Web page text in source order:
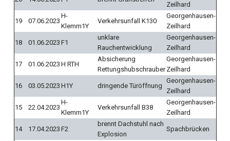
Zeilhard
19 07.06.2023
H-
Klemm1Y
Verkehrsunfall K130
Georgenhausen-
Zeilhard
18 01.06.2023 F1
unklare
Rauchentwicklung
Georgenhausen-
Zeilhard
17 01.06.2023 H RTH
Absicherung
Rettungshubschrauber
Georgenhausen-
Zeilhard
16 03.05.2023 H1Y dringende Türöffnung
Georgenhausen-
Zeilhard
15 22.04.2023
H-
Klemm1Y
Verkehrsunfall B38
Georgenhausen-
Zeilhard
14 17.04.2023 F2
brennt Dachstuhl nach
Explosion
Spachbrücken